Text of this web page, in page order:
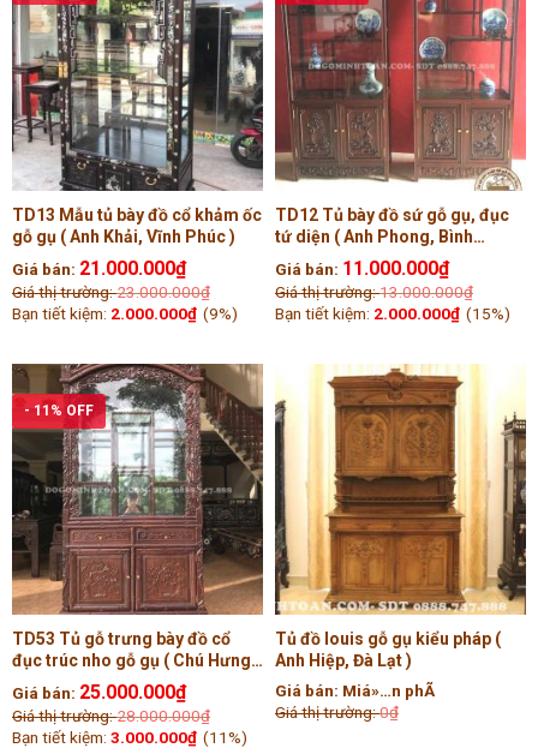
TD13 Mẫu tủ bày đồ cổ khảm ốc
gỗ gụ ( Anh Khải, Vĩnh Phúc )
Giá bán: 21.000.000₫
Giá thị trường:23.000.000₫
Bạn tiết kiệm: 2.000.000₫ (9%)
TD12 Tủ bày đồ sứ gỗ gụ, đục
tứ diện ( Anh Phong, Bình
Dương )
Giá bán: 11.000.000₫
Giá thị trường:13.000.000₫
Bạn tiết kiệm: 2.000.000₫ (15%)
- 11% OFF
TD53 Tủ gỗ trưng bày đồ cổ
đục trúc nho gỗ gụ ( Chú Hưng,
Nghệ An )
Giá bán: 25.000.000₫
Giá thị trường:28.000.000₫
Bạn tiết kiệm: 3.000.000₫ (11%)
Tủ đồ louis gỗ gụ kiểu pháp (
Anh Hiệp, Đà Lạt )
Giá bán: Miá»…n phÃ­
Giá thị trường:0₫